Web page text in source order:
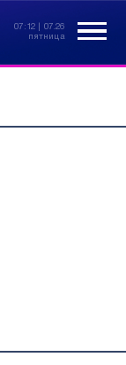
07:12 | 07.26
пятница